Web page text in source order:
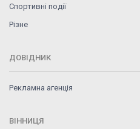
Спортивні події
Різне
ДОВІДНИК
Рекламна агенція
ВІННИЦЯ